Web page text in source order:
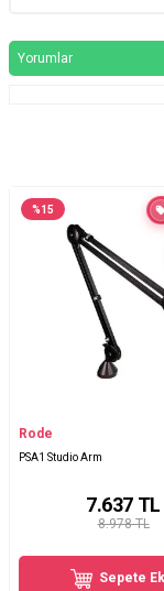
Yorumlar
%15
Rode
PSA1 Studio Arm
8.978 TL
7.637 TL
Sepete